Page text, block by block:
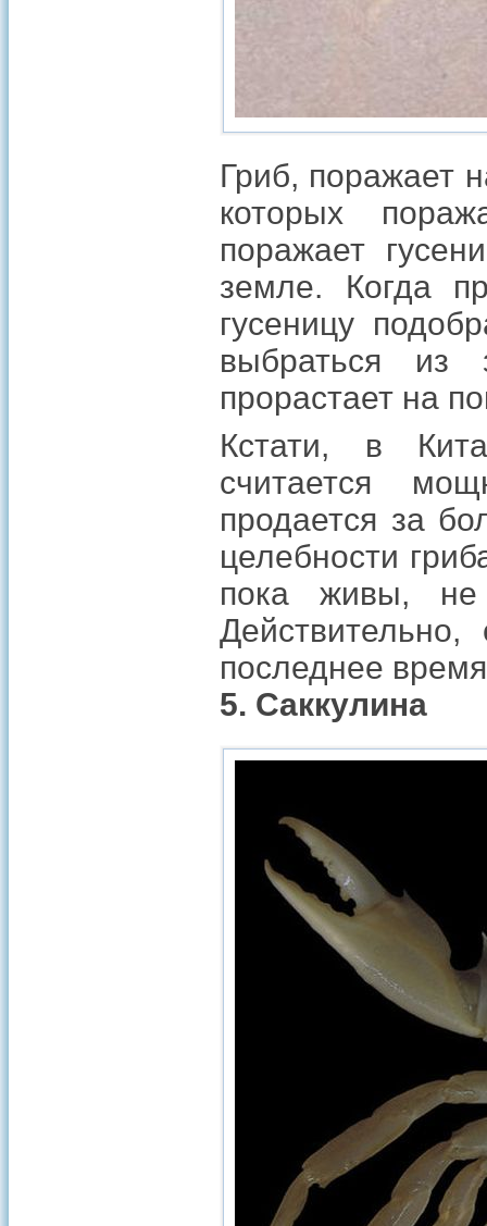
Гриб, поражает
которых
поражает
земле. Когда
гусеницу
выбраться из
прорастает на
Кстати, в
считается
продается за
целебности
пока живы, не
последнее
5. Саккулина